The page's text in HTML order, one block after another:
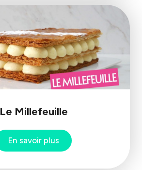
Le Millefeuille
En savoir plus